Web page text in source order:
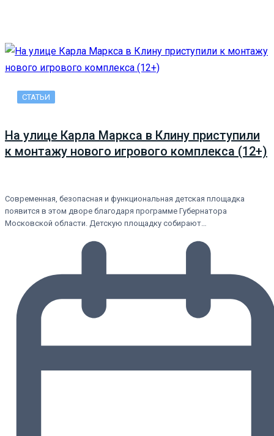
СТАТЬИ
На улице Карла Маркса в Клину приступили
к монтажу нового игрового комплекса (12+)
Современная, безопасная и функциональная детская площадка
появится в этом дворе благодаря программе Губернатора
Московской области. Детскую площадку собирают…